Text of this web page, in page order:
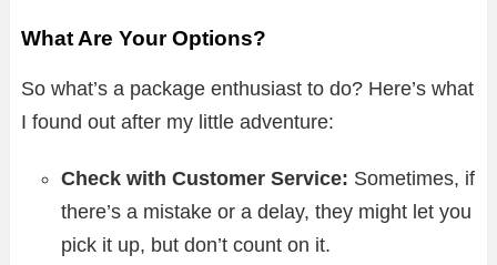
What Are Your Options?
So what’s a package enthusiast to do? Here’s what
I found out after my little adventure:
Check with Customer Service: Sometimes, if
there’s a mistake or a delay, they might let you
pick it up, but don’t count on it.